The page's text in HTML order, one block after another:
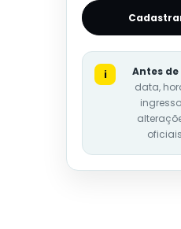
i Antes de
data,